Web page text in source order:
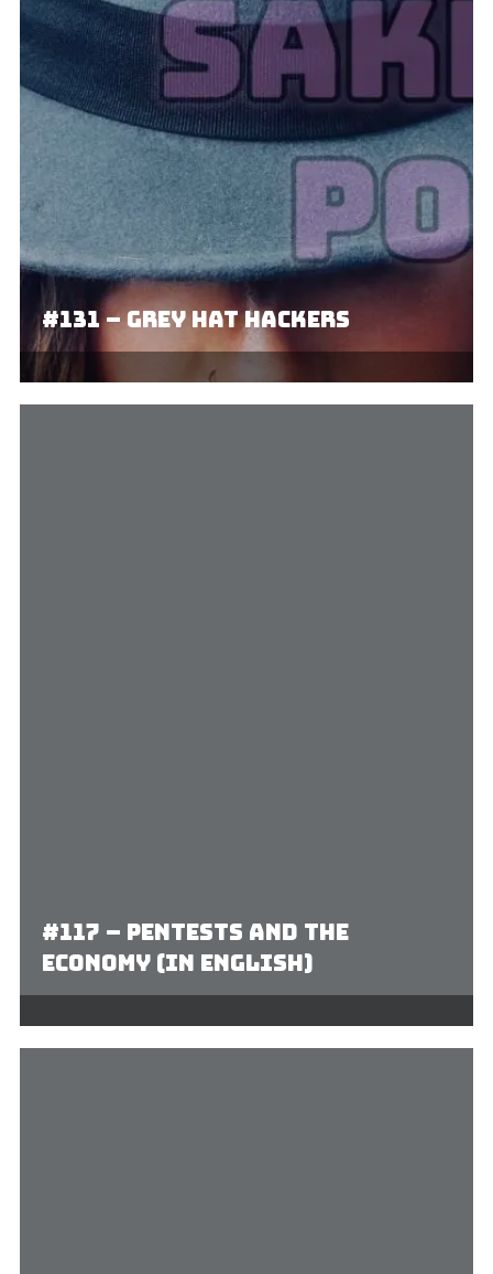
#131 – Grey hat hackers
#117 – Pentests and the
economy (In English)